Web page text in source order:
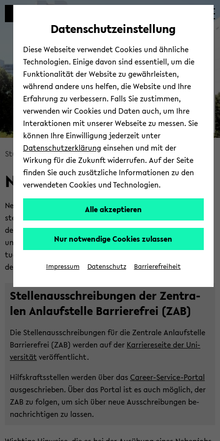
Automatische
vermeiden
skip
main
skip
main
skip
footer
skip
breadcrumb
navigation
to
main
content
Stu­die­ren­den­por­tal Stu­di­en­fi­nan­zie­rung Ne­ben­jobs
rie­re­frei
© Uni­ver­si­tät Bie­le­feld
Ne­ben­jobs
Ne­ben­jobs kön­nen eine wich­ti­ge fi­nan­zi­el­le Res­sour­ce dar­
stel­len. Mit einem fach­na­hen Ne­ben­job er­wer­ben Stu­die­ren­
de wäh­rend des Stu­di­ums gleich­zei­tig wich­ti­ge prak­ti­sche
und fach­li­che Er­fah­run­gen. ImCa­re­er Ser­vice Por­tal
tu­el­le Aus­schrei­bun­gen für Hilfs­kraft­stel­len und Werk­stu­
den­ten­tä­tig­kei­ten ge­lis­tet.
Stel­len­aus­schrei­bun­gen der Zen­tra­
len An­lauf­stel­le Bar­rie­re­frei (ZAB)
Die Stel­len­aus­schrei­bun­gen für die Zen­tra­le An­lauf­stel­le
Bar­rie­re­frei (ZAB) wer­den auf der Kar­rie­re­sei­te der Uni­
ver­si­tät ver­öf­fent­licht.
Hilfs­krafts­stel­len wer­den über das Career-​Service-Portal
aus­ge­schrie­ben. Über das Por­tal ist es auch mög­lich, der
ZAB zu fol­gen, um sich über neue Aus­schrei­bun­gen be­
nach­rich­ti­gen zu las­sen.
Datenschutzeinstellung
Diese Webseite verwendet Cookies und ähnliche
Technologien. Einige davon sind essentiell, um die
Funktionalität der Website zu gewährleisten,
während andere uns helfen, die Website und Ihre
Erfahrung zu verbessern. Falls Sie zustimmen,
verwenden wir Cookies und Daten auch, um Ihre
Interaktionen mit unserer Webseite zu messen. Sie
können Ihre Einwilligung jederzeit unter
Datenschutzerklärung einsehen und mit der
Wirkung für die Zukunft widerrufen. Auf der Seite
finden Sie auch zusätzliche Informationen zu den
verwendeten Cookies und Technologien.
Alle akzeptieren
Nur notwendige Cookies zulassen
Impressum Datenschutz Barrierefreiheit